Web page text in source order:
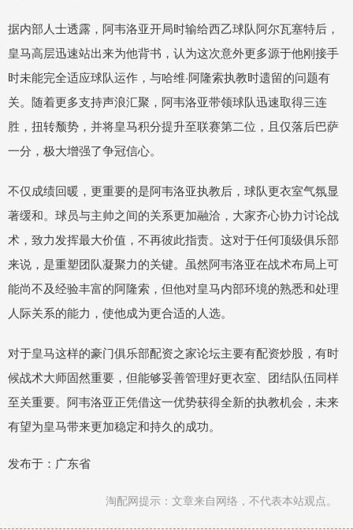
据内部人士透露，阿韦洛亚开局时输给西乙球队阿尔瓦塞特后，
皇马高层迅速站出来为他背书，认为这次意外更多源于他刚接手
时未能完全适应球队运作，与哈维·阿隆索执教时遗留的问题有
关。随着更多支持声浪汇聚，阿韦洛亚带领球队迅速取得三连
胜，扭转颓势，并将皇马积分提升至联赛第二位，且仅落后巴萨
一分，极大增强了争冠信心。
不仅成绩回暖，更重要的是阿韦洛亚执教后，球队更衣室气氛显
著缓和。球员与主帅之间的关系更加融洽，大家齐心协力讨论战
术，致力发挥最大价值，不再彼此指责。这对于任何顶级俱乐部
来说，是重塑团队凝聚力的关键。虽然阿韦洛亚在战术布局上可
能尚不及经验丰富的阿隆索，但他对皇马内部环境的熟悉和处理
人际关系的能力，使他成为更合适的人选。
对于皇马这样的豪门俱乐部配资之家论坛主要有配资炒股，有时
候战术大师固然重要，但能够妥善管理好更衣室、团结队伍同样
至关重要。阿韦洛亚正凭借这一优势获得全新的执教机会，未来
有望为皇马带来更加稳定和持久的成功。
发布于：广东省
淘配网提示：文章来自网络，不代表本站观点。